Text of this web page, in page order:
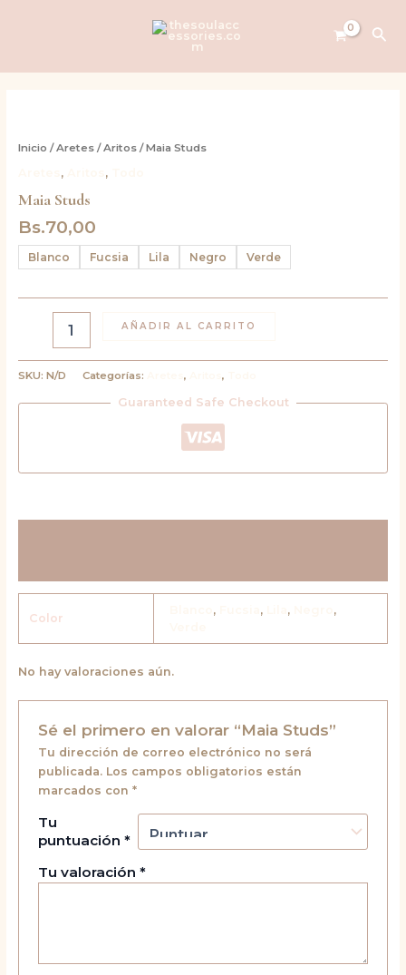
Inicio /Aretes/Aritos/ Maia Studs
, ,
Maia Studs
Bs.70,00
Blanco Fucsia Lila Negro Verde
cantidad
AÑADIR AL CARRITO
SKU: N/D Categorías: , ,
Guaranteed Safe Checkout
Color
, , ,
,
No hay valoraciones aún.
Sé el primero en valorar “Maia Studs”
Tu dirección de correo electrónico no será
publicada. Los campos obligatorios están
marcados con *
Tu
puntuación *
Tu valoración *